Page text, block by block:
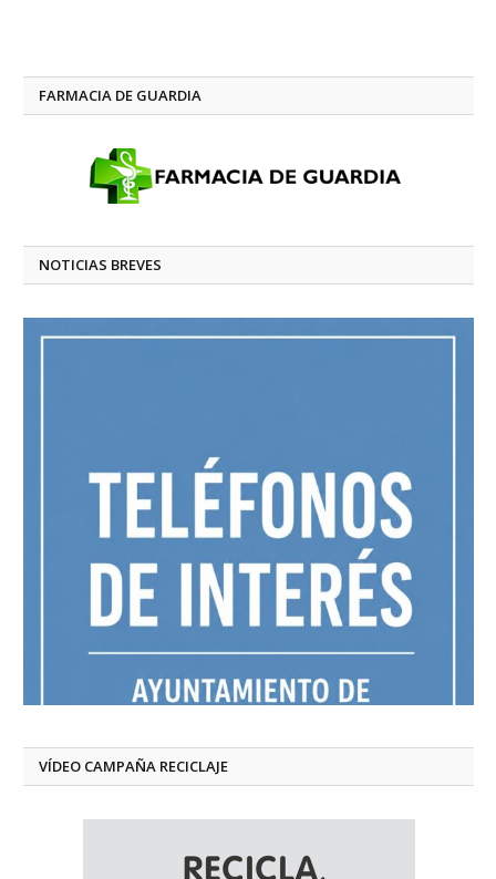
FARMACIA DE GUARDIA
NOTICIAS BREVES
VÍDEO CAMPAÑA RECICLAJE